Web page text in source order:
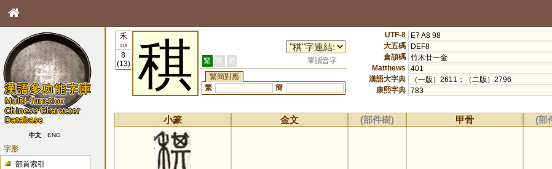
中文 ENG
字形
部首索引
禾
115
8
(13)
稘 繁 簡 港
單讀音字
繁簡對應
繁
簡
UTF-8
E7 A8 98
大五碼
DEF8
倉頡碼 竹木廿一金
Matthews
401
漢語大字典
（一版）2611；（二版）2796
康熙字典 783
小篆 金文 (部件樹) 甲骨 (部